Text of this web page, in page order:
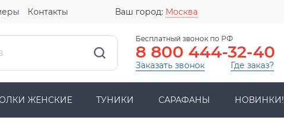
Контакты Ваш город: Москва
Бесплатный звонок по РФ
8 800 444-32-40
Заказать звонок Где заказ?
ЖЕНСКИЕ ТУНИКИ САРАФАНЫ НОВИНКИ!